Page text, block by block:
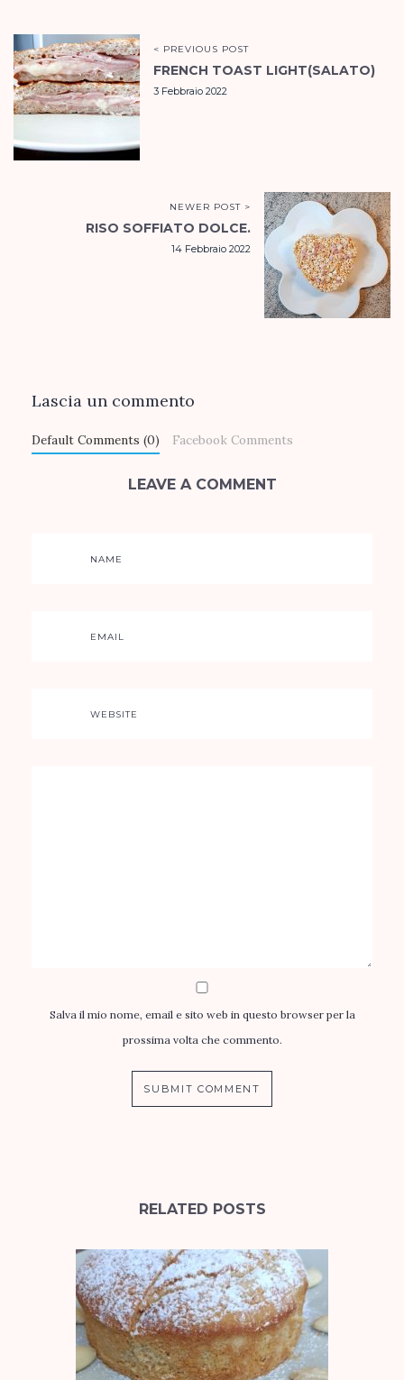
< PREVIOUS POST
FRENCH TOAST LIGHT(SALATO)
3 Febbraio 2022
NEWER POST >
RISO SOFFIATO DOLCE.
14 Febbraio 2022
Lascia un commento
Default Comments (0) Facebook Comments
LEAVE A COMMENT
NAME
EMAIL
WEBSITE
Salva il mio nome, email e sito web in questo browser per la
prossima volta che commento.
RELATED POSTS